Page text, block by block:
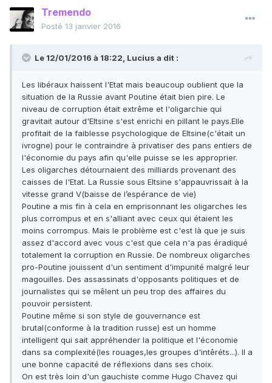
Tremendo
Posté 13 janvier 2016
Le 12/01/2016 à 18:22, Lucius a dit :
Les libéraux haissent l'Etat mais beaucoup oublient que la
situation de la Russie avant Poutine était bien pire. Le
niveau de corruption était extrême et l'oligarchie qui
gravitait autour d'Eltsine s'est enrichi en pillant le pays.Elle
profitait de la faiblesse psychologique de Eltsine(c'était un
ivrogne) pour le contraindre à privatiser des pans entiers de
l'économie du pays afin qu'elle puisse se les approprier.
Les oligarches détournaient des milliards provenant des
caisses de l'Etat. La Russie sous Eltsine s'appauvrissait à la
vitesse grand V(baisse de l’espérance de vie)
Poutine a mis fin à cela en emprisonnant les oligarches les
plus corrompus et en s'alliant avec ceux qui étaient les
moins corrompus. Mais le problème est c'est là que je suis
assez d'accord avec vous c'est que cela n'a pas éradiqué
totalement la corruption en Russie. De nombreux oligarches
pro-Poutine jouissent d'un sentiment d'impunité malgré leur
magouilles. Des assassinats d'opposants politiques et de
journalistes qui se mêlent un peu trop des affaires du
pouvoir persistent.
Poutine même si son style de gouvernance est
brutal(conforme à la tradition russe) est un homme
intelligent qui sait appréhender la politique et l'économie
dans sa complexité(les rouages,les groupes d'intêréts...). Il a
une bonne capacité de réflexions dans ses choix.
On est très loin d'un gauchiste comme Hugo Chavez qui